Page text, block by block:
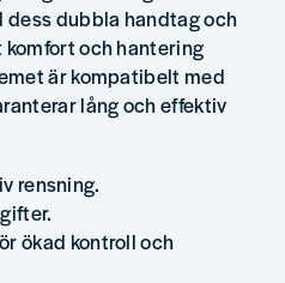
dubbla handtag och
och hantering
är kompatibelt med
lång och effektiv
rensning.
ökad kontroll och